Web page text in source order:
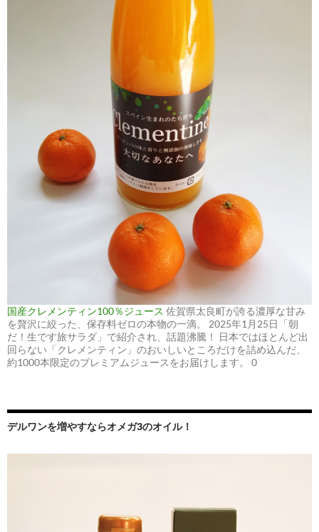
国産クレメンティン100％ジュース 佐賀県太良町が誇る濃厚な甘み
を贅沢に絞った、保存料ゼロの本物の一滴。 2025年1月25日「朝
だ！生です旅サラダ」で紹介され、話題沸騰！ 日本ではほとんど出
回らない「クレメンティン」のおいしいところだけを詰め込んだ、
約1000本限定のプレミアムジュースをお届けします。 0
デルワンを増やすならオメガ3のオイル！